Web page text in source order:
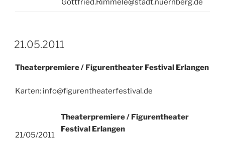
21.05.2011
Theaterpremiere / Figurentheater Festival Erlangen
Karten: info@figurentheaterfestival.de
21/05/2011
Theaterpremiere / Figurentheater
Festival Erlangen